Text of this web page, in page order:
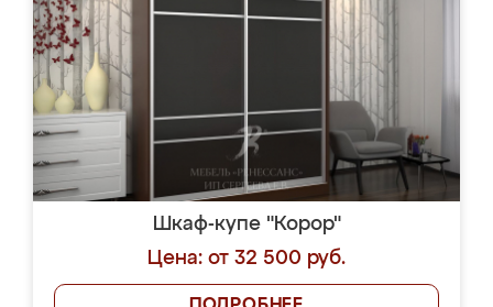
Шкаф-купе "Корор"
Цена: от 32 500 руб.